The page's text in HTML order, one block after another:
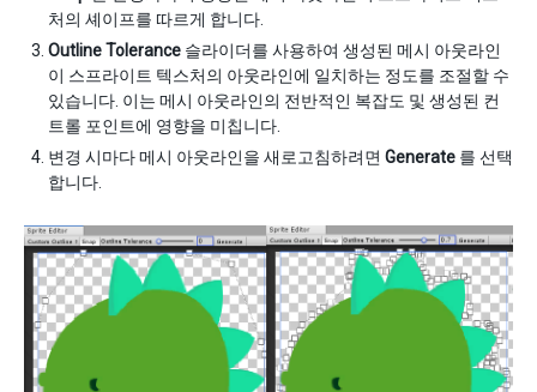
처의 셰이프를 따르게 합니다.
Outline Tolerance 슬라이더를 사용하여 생성된 메시 아웃라인
이 스프라이트 텍스처의 아웃라인에 일치하는 정도를 조절할 수
있습니다. 이는 메시 아웃라인의 전반적인 복잡도 및 생성된 컨
트롤 포인트에 영향을 미칩니다.
변경 시마다 메시 아웃라인을 새로고침하려면 Generate 를 선택
합니다.